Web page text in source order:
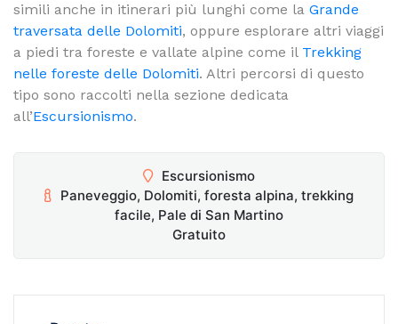
simili anche in itinerari più lunghi come la Grande
traversata delle Dolomiti, oppure esplorare altri viaggi
a piedi tra foreste e vallate alpine come ilTrekking
nelle foreste delle Dolomiti. Altri percorsi di questo
tipo sono raccolti nella sezione dedicata
all’Escursionismo.
Escursionismo
Paneveggio, Dolomiti, foresta alpina, trekking
facile, Pale di San Martino
Gratuito